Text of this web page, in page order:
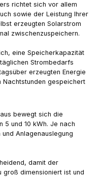
richtet sich vor allem
sowie der Leistung Ihrer
erzeugten Solarstrom
zwischenzuspeichern.
eine Speicherkapazität
Strombedarfs
erzeugten Energie
Nachtstunden gespeichert
bewegt sich die
5 und 10 kWh. Je nach
Anlagenauslegung
damit der
groß dimensioniert ist und